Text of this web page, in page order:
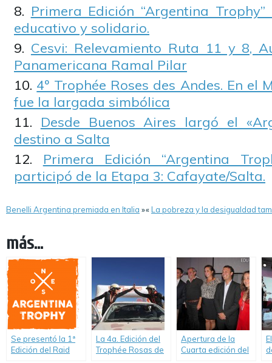
Primera Edición “Argentina
educativo y solidario.
Cesvi: Relevamiento Ruta 11 y 8,
Panamericana Ramal Pilar
4º Trophée Roses des Andes. En el
fue la largada simbólica
Desde Buenos Aires largó el
destino a Salta
Primera Edición “Argentina
participó de la Etapa 3: Cafayate/Salta.
Benelli Argentina premiada en Italia »«La pobreza y la desigualdad
más...
Se presentó la 1ª
Edición del Raid
La 4a. Edición del
Trophée Rosas de
Apertura de la
Cuarta edición del